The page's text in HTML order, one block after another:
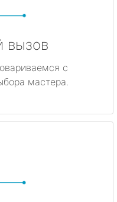
вызов
с
мастера.